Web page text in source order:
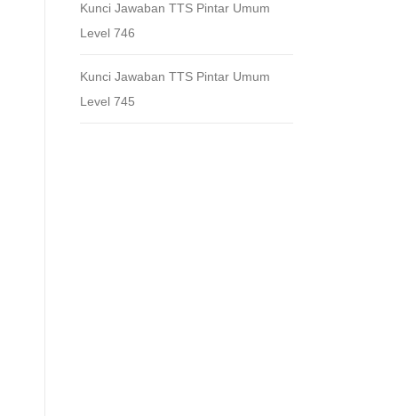
Kunci Jawaban TTS Pintar Umum
Level 746
Kunci Jawaban TTS Pintar Umum
Level 745